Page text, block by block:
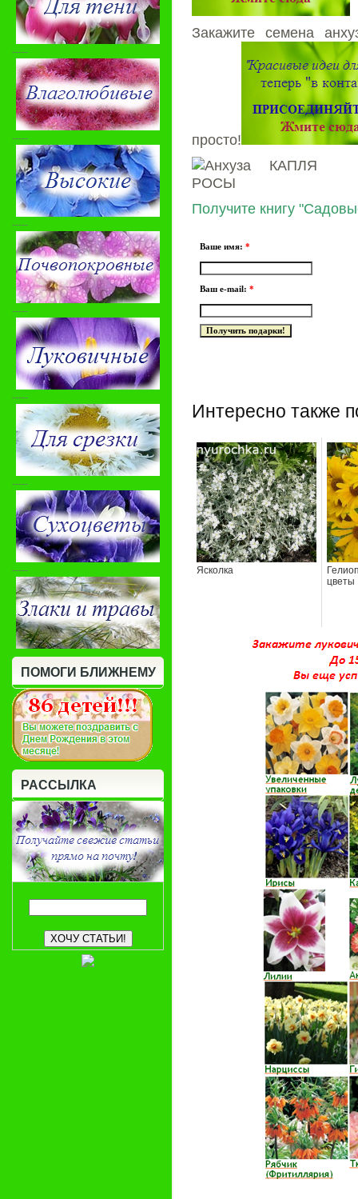
-----
-----
-----
-----
-----
-----
-----
ПОМОГИ БЛИЖНЕМУ
РАССЫЛКА
Закажите семена
просто!
Получите книгу
Ваше имя: *
Ваш e-mail: *
Интересно также
Ясколка
цветы